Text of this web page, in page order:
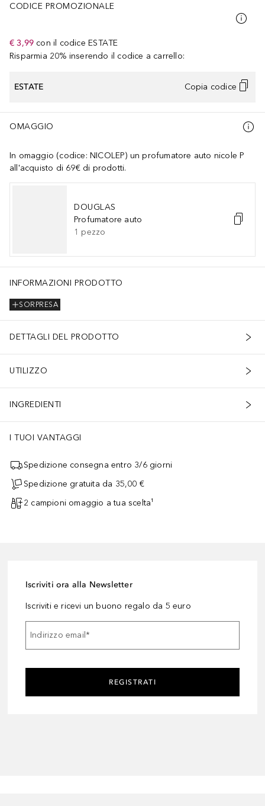
CODICE PROMOZIONALE
€ 3,99 con il codice ESTATE
Risparmia 20% inserendo il codice a carrello:
ESTATE Copia codice
OMAGGIO
In omaggio (codice: NICOLEP) un profumatore auto nicole P
all'acquisto di 69€ di prodotti.
DOUGLAS
Profumatore auto
1 pezzo
INFORMAZIONI PRODOTTO
SORPRESA
DETTAGLI DEL PRODOTTO
UTILIZZO
INGREDIENTI
I TUOI VANTAGGI
Spedizione consegna entro 3/6 giorni
Spedizione gratuita da 35,00 €
2 campioni omaggio a tua scelta¹
Iscriviti ora alla Newsletter
Iscriviti e ricevi un buono regalo da 5 euro
Indirizzo email*
REGISTRATI